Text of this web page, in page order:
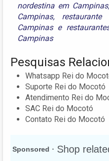
nordestina em Campinas,
Campinas,
Campinase
Campinas
Pesquisas
Whatsapp Rei do
Suporte Rei do Mocotó
Atendimento Rei do
SAC Rei do Mocotó
Contato Rei do Mocotó